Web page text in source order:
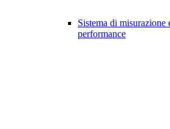
Sistema di misurazione
performance